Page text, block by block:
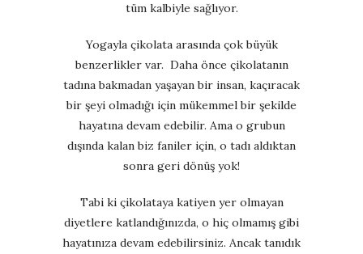
tüm kalbiyle sağlıyor.
Yogayla çikolata arasında çok büyük
benzerlikler var. Daha önce çikolatanın
tadına bakmadan yaşayan bir insan, kaçıracak
bir şeyi olmadığı için mükemmel bir şekilde
hayatına devam edebilir. Ama o grubun
dışında kalan biz faniler için, o tadı aldıktan
sonra geri dönüş yok!
Tabi ki çikolataya katiyen yer olmayan
diyetlere katlandığınızda, o hiç olmamış gibi
hayatınıza devam edebilirsiniz. Ancak tanıdık